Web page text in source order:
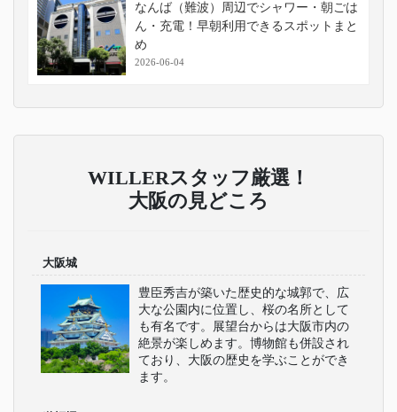
なんば（難波）周辺でシャワー・朝ごは
ん・充電！早朝利用できるスポットまと
め
2026-06-04
WILLERスタッフ厳選！
大阪の見どころ
大阪城
豊臣秀吉が築いた歴史的な城郭で、広
大な公園内に位置し、桜の名所として
も有名です。展望台からは大阪市内の
絶景が楽しめます。博物館も併設され
ており、大阪の歴史を学ぶことができ
ます。